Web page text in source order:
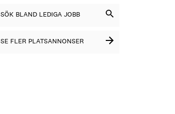
SÖK BLAND LEDIGA JOBB
SE FLER PLATSANNONSER